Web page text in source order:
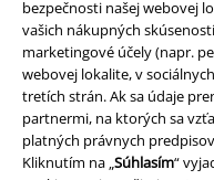
bezpečnosti našej webovej
vašich nákupných
marketingové účely (napr.
webovej lokalite, v
tretích strán. Ak sa údaje
partnermi, na ktorých sa
platných právnych
Kliknutím na „Súhlasím“
Imprint
Ochrana osobných údajov
Likvidácia odpadu a
Vyhlásenie o zhode